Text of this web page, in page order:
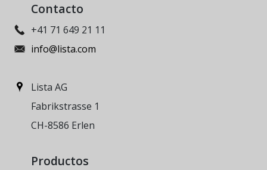
Contacto
+41 71 649 21 11
info@lista.com
Lista AG
Fabrikstrasse 1
CH-8586 Erlen
Productos